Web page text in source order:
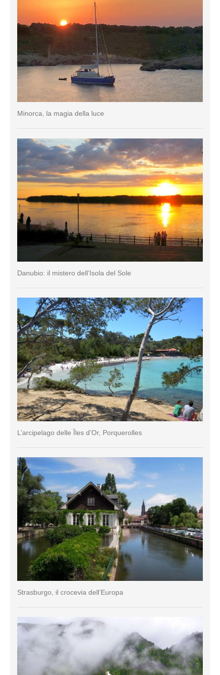
Minorca, la magia della luce
Danubio: il mistero dell’Isola del Sole
L’arcipelago delle Îles d’Or, Porquerolles
Strasburgo, il crocevia dell’Europa